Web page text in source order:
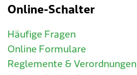
Online-Schalter
Häufige Fragen
Online Formulare
Reglemente & Verordnungen